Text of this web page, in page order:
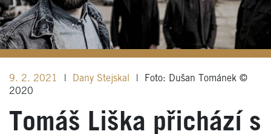
9. 2. 2021 Dany Stejskal
Foto: Dušan Tománek ©
2020
Tomáš Liška přichází s